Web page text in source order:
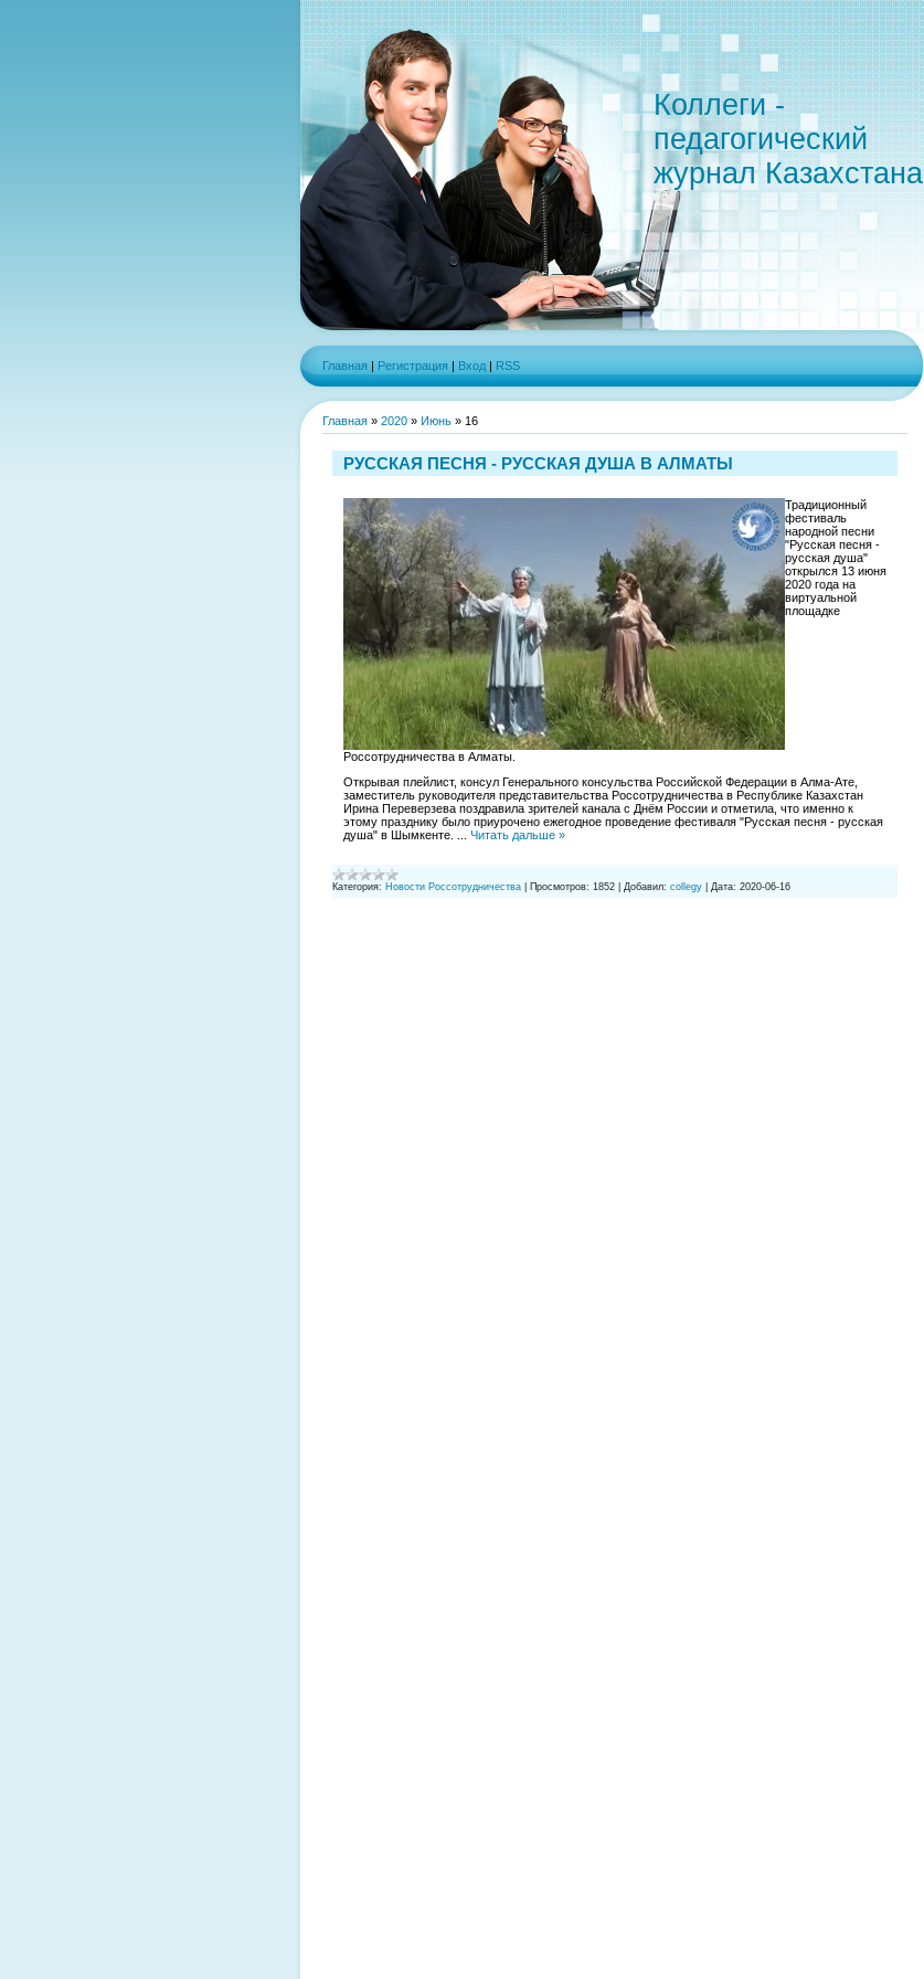
Коллеги -
педагогический
журнал Казахстана
Главная | Регистрация | Вход | RSS
Главная » 2020 » Июнь » 16
РУССКАЯ ПЕСНЯ - РУССКАЯ ДУША В АЛМАТЫ
Традиционный
фестиваль
народной песни
"Русская песня -
русская душа"
открылся 13 июня
2020 года на
виртуальной
площадке
Россотрудничества в Алматы.
Открывая плейлист, консул Генерального консульства Российской Федерации в Алма-Ате,
заместитель руководителя представительства Россотрудничества в Республике Казахстан
Ирина Переверзева поздравила зрителей канала с Днём России и отметила, что именно к
этому празднику было приурочено ежегодное проведение фестиваля "Русская песня - русская
душа" в Шымкенте.
Читать дальше »
Категория: Новости Россотрудничества Просмотров: 1852 Добавил: collegy Дата: 2020-06-16